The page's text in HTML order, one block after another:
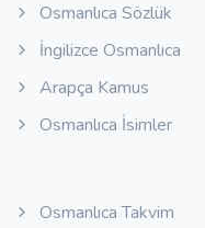
Osmanlıca Sözlük
İngilizce Osmanlıca
Arapça Kamus
Osmanlıca İsimler
Osmanlıca Takvim